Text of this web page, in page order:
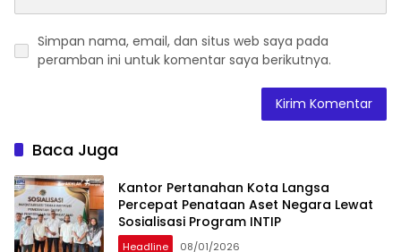
Simpan nama, email, dan situs web saya pada
peramban ini untuk komentar saya berikutnya.
Baca Juga
Kantor Pertanahan Kota Langsa
Percepat Penataan Aset Negara Lewat
Sosialisasi Program INTIP
Headline 08/01/2026